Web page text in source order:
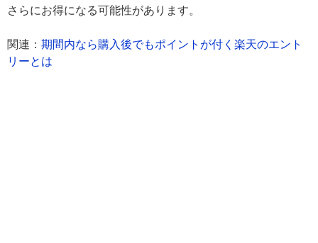
さらにお得になる可能性があります。
関連： 期間内なら購入後でもポイントが付く楽天のエント
リーとは